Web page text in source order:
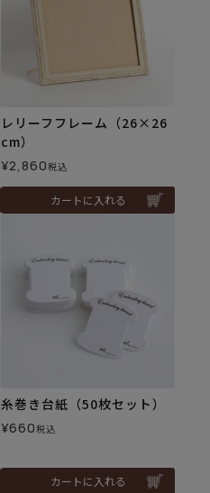
レリーフフレーム（26×26
cm）
¥2,860税込
カートに入れる
糸巻き台紙（50枚セット）
¥660税込
カートに入れる